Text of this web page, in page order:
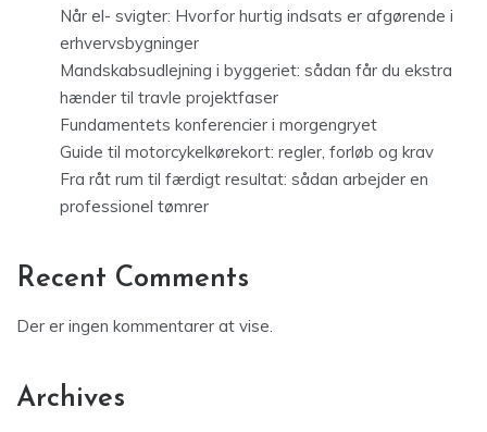
Når el- svigter: Hvorfor hurtig indsats er afgørende i
erhvervsbygninger
Mandskabsudlejning i byggeriet: sådan får du ekstra
hænder til travle projektfaser
Fundamentets konferencier i morgengryet
Guide til motorcykelkørekort: regler, forløb og krav
Fra råt rum til færdigt resultat: sådan arbejder en
professionel tømrer
Recent Comments
Der er ingen kommentarer at vise.
Archives